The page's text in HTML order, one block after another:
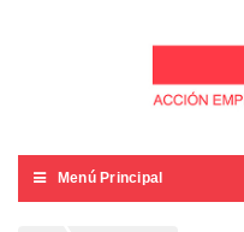
Menú Principal